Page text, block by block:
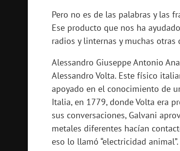
Pero no es de las palabras y las
Ese producto que nos ha
radios y linternas y muchas otras
Alessandro Giuseppe Antonio
Alessandro Volta. Este físico
apoyado en el conocimiento de
Italia, en 1779, donde Volta era
sus conversaciones, Galvani
metales diferentes hacían
eso lo llamó “electricidad animal”.